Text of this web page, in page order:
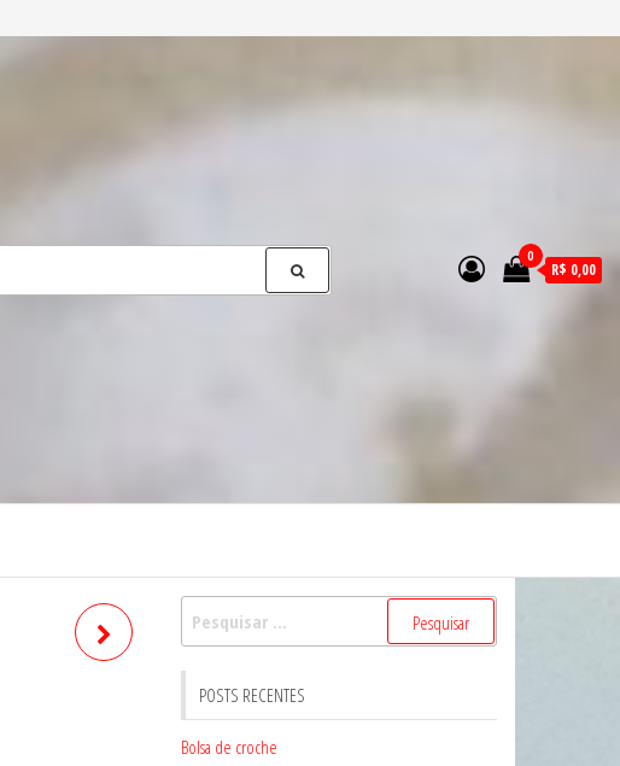
0
R$ 0,00
Pesquisar
por:
POSTS RECENTES
Bolsa de croche